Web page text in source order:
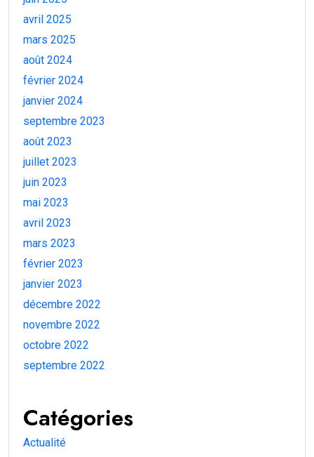
avril 2025
mars 2025
août 2024
février 2024
janvier 2024
septembre 2023
août 2023
juillet 2023
juin 2023
mai 2023
avril 2023
mars 2023
février 2023
janvier 2023
décembre 2022
novembre 2022
octobre 2022
septembre 2022
Catégories
Actualité